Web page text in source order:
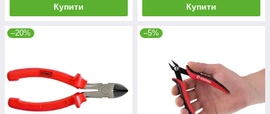
Купити Купити
–20% –5%